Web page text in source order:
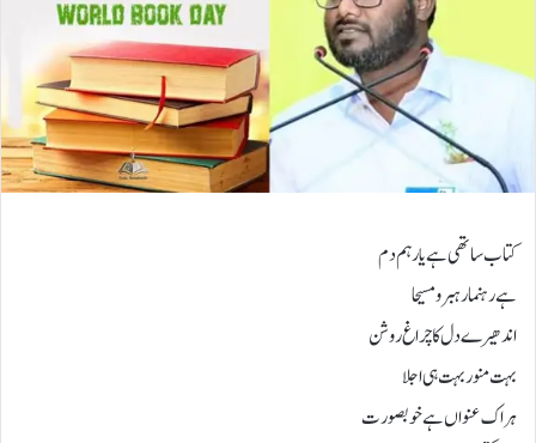
کتاب ساتھی ہے یار ہم دم
ہے رہنما رہبرو مسیحا
اندھیرے دل کا چراغ روشن
بہت منور بہت ہی اجلا
ہراک عنواں ہے خوبصورت